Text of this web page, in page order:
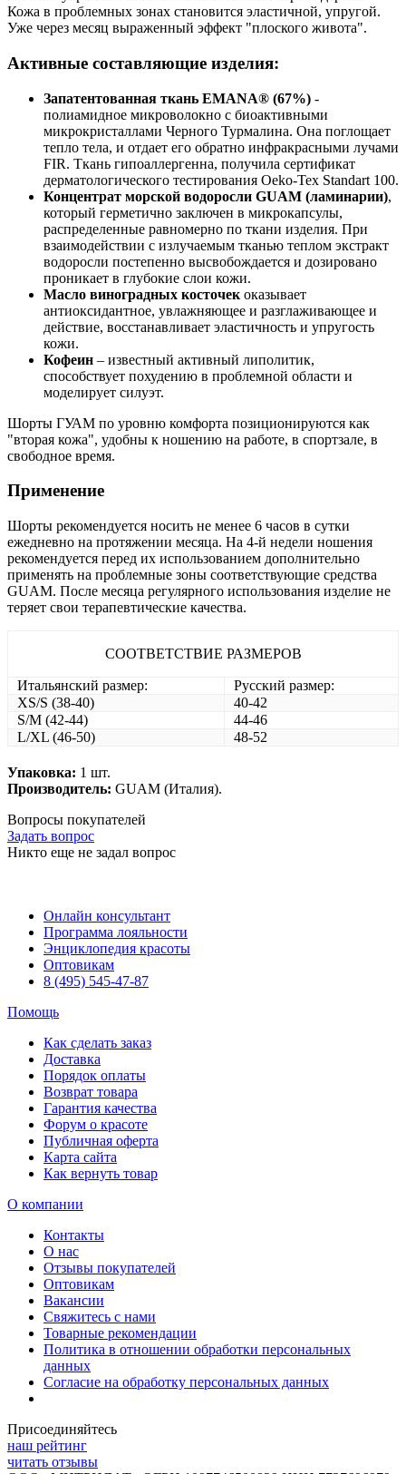
Кожа в проблемных зонах становится эластичной, упругой.
Уже через месяц выраженный эффект "плоского живота".
Активные составляющие изделия:
Запатентованная ткань EMANA® (67%) -
полиамидное микроволокно с биоактивными
микрокристаллами Черного Турмалина. Она поглощает
тепло тела, и отдает его обратно инфракрасными лучами
FIR. Ткань гипоаллергенна, получила сертификат
дерматологического тестирования Oeko-Tex Standart 100.
Концентрат морской водоросли GUAM (ламинарии),
который герметично заключен в микрокапсулы,
распределенные равномерно по ткани изделия. При
взаимодействии с излучаемым тканью теплом экстракт
водоросли постепенно высвобождается и дозировано
проникает в глубокие слои кожи.
Масло виноградных косточек оказывает
антиоксидантное, увлажняющее и разглаживающее и
действие, восстанавливает эластичность и упругость
кожи.
Кофеин – известный активный липолитик,
способствует похудению в проблемной области и
моделирует силуэт.
Шорты ГУАМ по уровню комфорта позиционируются как
"вторая кожа", удобны к ношению на работе, в спортзале, в
свободное время.
Применение
Шорты рекомендуется носить не менее 6 часов в сутки
ежедневно на протяжении месяца. На 4-й недели ношения
рекомендуется перед их использованием дополнительно
применять на проблемные зоны соответствующие средства
GUAM. После месяца регулярного использования изделие не
теряет свои терапевтические качества.
СООТВЕТСТВИЕ РАЗМЕРОВ
Итальянский размер:
Русский размер:
XS/S (38-40)
40-42
S/M (42-44)
44-46
L/XL (46-50)
48-52
Упаковка: 1 шт.
Производитель: GUAM (Италия).
Вопросы покупателей
Задать вопрос
Никто еще не задал вопрос
Онлайн консультант
Программа лояльности
Энциклопедия красоты
Оптовикам
8 (495) 545-47-87
Помощь
Как сделать заказ
Доставка
Порядок оплаты
Возврат товара
Гарантия качества
Форум о красоте
Публичная оферта
Карта сайта
Как вернуть товар
О компании
Контакты
О нас
Отзывы покупателей
Оптовикам
Вакансии
Свяжитесь с нами
Товарные рекомендации
Политика в отношении обработки персональных
данных
Согласие на обработку персональных данных
Присоединяйтесь
наш рейтинг
читать отзывы